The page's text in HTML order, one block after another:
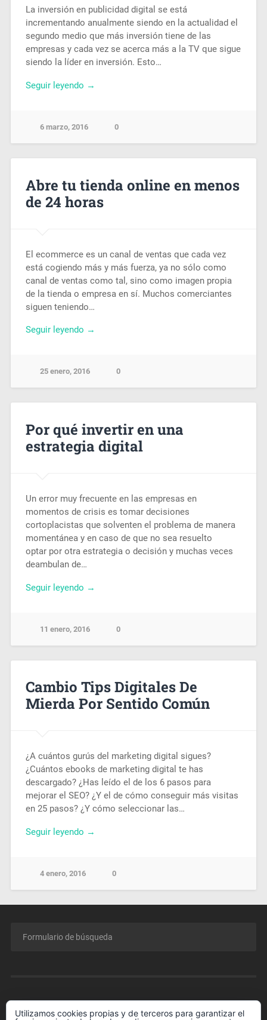
La inversión en publicidad digital se está
incrementando anualmente siendo en la actualidad el
segundo medio que más inversión tiene de las
empresas y cada vez se acerca más a la TV que sigue
siendo la líder en inversión. Esto…
Seguir leyendo →
6 marzo, 2016 0
Abre tu tienda online en menos
de 24 horas
El ecommerce es un canal de ventas que cada vez
está cogiendo más y más fuerza, ya no sólo como
canal de ventas como tal, sino como imagen propia
de la tienda o empresa en sí. Muchos comerciantes
siguen teniendo…
Seguir leyendo →
25 enero, 2016 0
Por qué invertir en una
estrategia digital
Un error muy frecuente en las empresas en
momentos de crisis es tomar decisiones
cortoplacistas que solventen el problema de manera
momentánea y en caso de que no sea resuelto
optar por otra estrategia o decisión y muchas veces
deambulan de…
Seguir leyendo →
11 enero, 2016 0
Cambio Tips Digitales De
Mierda Por Sentido Común
¿A cuántos gurús del marketing digital sigues?
¿Cuántos ebooks de marketing digital te has
descargado? ¿Has leído el de los 6 pasos para
mejorar el SEO? ¿Y el de cómo conseguir más visitas
en 25 pasos? ¿Y cómo seleccionar las…
Seguir leyendo →
4 enero, 2016 0
Utilizamos cookies propias y de terceros para garantizar el